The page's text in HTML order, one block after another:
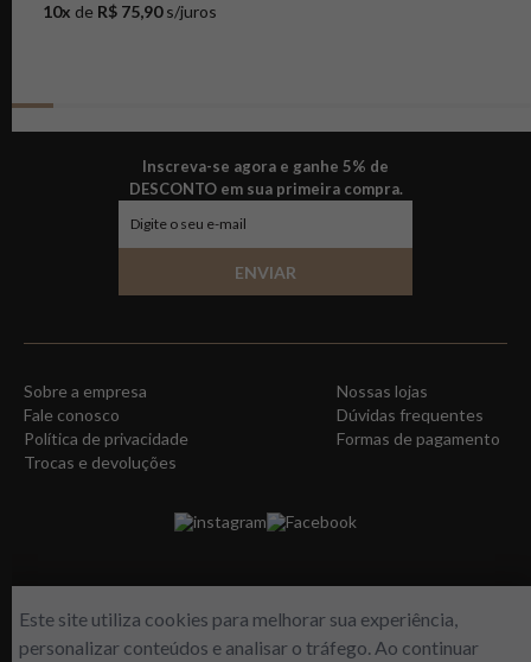
10x de R$ 75,90 s/juros
Este site utiliza cookies para melhorar sua experiência,
personalizar conteúdos e analisar o tráfego. Ao continuar
Inscreva-se agora e ganhe 5% de
DESCONTO em sua primeira compra.
ENVIAR
Sobre a empresa
Nossas lojas
Fale conosco
Dúvidas frequentes
Política de privacidade
Formas de pagamento
Trocas e devoluções
instagram Facebook